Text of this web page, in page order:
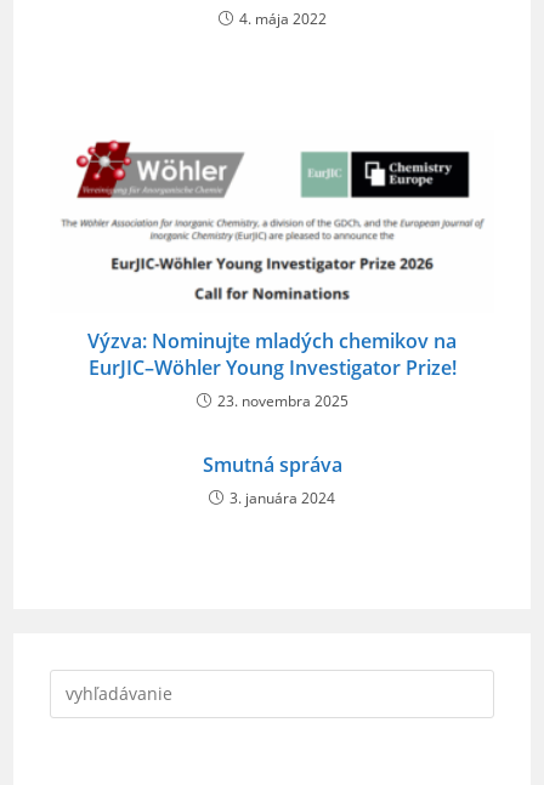
4. mája 2022
Výzva: Nominujte mladých chemikov na
EurJIC–Wöhler Young Investigator Prize!
23. novembra 2025
Smutná správa
3. januára 2024